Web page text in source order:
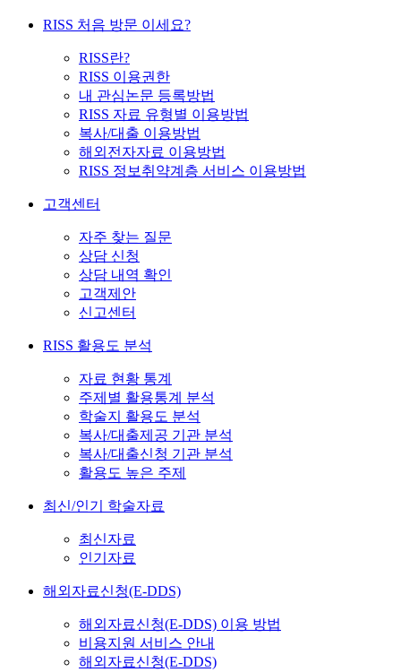
RISS 처음 방문 이세요?
RISS란?
RISS 이용권한
내 관심논문 등록방법
RISS 자료 유형별 이용방법
복사/대출 이용방법
해외전자자료 이용방법
RISS 정보취약계층 서비스 이용방법
고객센터
자주 찾는 질문
상담 신청
상담 내역 확인
고객제안
신고센터
RISS 활용도 분석
자료 현황 통계
주제별 활용통계 분석
학술지 활용도 분석
복사/대출제공 기관 분석
복사/대출신청 기관 분석
활용도 높은 주제
최신/인기 학술자료
최신자료
인기자료
해외자료신청(E-DDS)
해외자료신청(E-DDS) 이용 방법
비용지원 서비스 안내
해외자료신청(E-DDS)